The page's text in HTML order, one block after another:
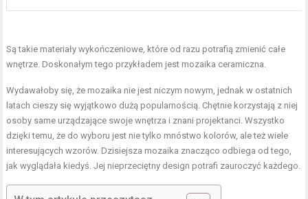
Są takie materiały wykończeniowe, które od razu potrafią zmienić całe
wnętrze. Doskonałym tego przykładem jest mozaika ceramiczna.
Wydawałoby się, że mozaika nie jest niczym nowym, jednak w ostatnich
latach cieszy się wyjątkowo dużą popularnością. Chętnie korzystają z niej
osoby same urządzające swoje wnętrza i znani projektanci. Wszystko
dzięki temu, że do wyboru jest nie tylko mnóstwo kolorów, ale też wiele
interesujących wzorów. Dzisiejsza mozaika znacząco odbiega od tego,
jak wyglądała kiedyś. Jej nieprzeciętny design potrafi zauroczyć każdego.